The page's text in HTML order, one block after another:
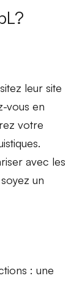
leur site
vous en
votre
.
avec les
un
: une